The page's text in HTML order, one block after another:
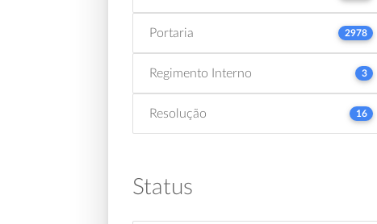
Portaria 2978
Regimento Interno 3
Resolução 16
Status